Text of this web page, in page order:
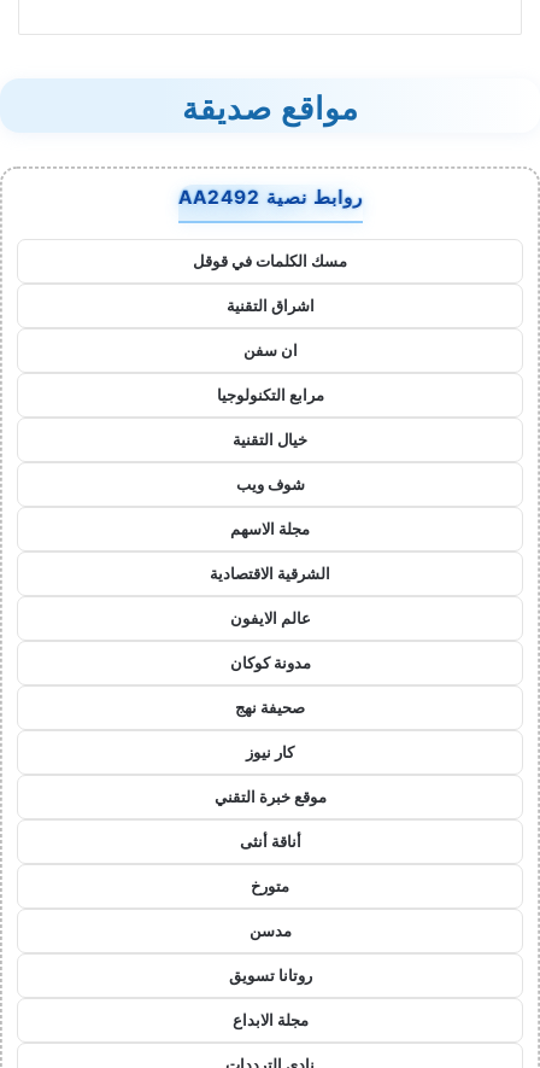
مواقع صديقة
روابط نصية AA2492
مسك الكلمات في قوقل
اشراق التقنية
ان سفن
مرابع التكنولوجيا
خيال التقنية
شوف ويب
مجلة الاسهم
الشرقية الاقتصادية
عالم الايفون
مدونة كوكان
صحيفة نهج
كار نيوز
موقع خبرة التقني
أناقة أنثى
متورخ
مدسن
روتانا تسويق
مجلة الابداع